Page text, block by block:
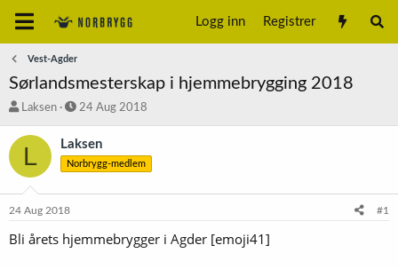
Logg inn Registrer
Vest-Agder
Sørlandsmesterskap i hjemmebrygging 2018
å
t
Laksen
S
a
r
t
o
24 Aug 2018
L Laksen
Norbrygg-medlem
24 Aug 2018 #1
Bli årets hjemmebrygger i Agder [emoji41]